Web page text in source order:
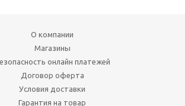
О компании
Магазины
онлайн платежей
Договор оферта
Условия доставки
Гарантия на товар